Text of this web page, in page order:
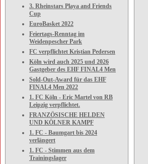
3. Rheinstars Playa and Friends
Cup
EuroBasket 2022
Feiertags-Renntag im
Weidenpescher Park
FC verpflichtet Kristian Pedersen
Köln wird auch 2025 und 2026
Gastgeber des EHF FINAL4 Men
Sold-Out-Award für das EHF
FINAL4 Men 2022
1. FC Köln - Eric Martel von RB
Leipzig verpflichtet.
FRANZÖSISCHE HELDEN
UND KÖLNER KAMPF
1. FC - Baumgart bis 2024
verlängert
1. FC - Stimmen aus dem
Trainingslager